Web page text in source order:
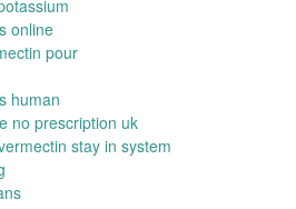
online
pour
human
no prescription uk
stay in system